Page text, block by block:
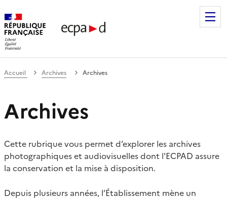
de communication et de production
Accueil Archives Archives
Archives
Cette rubrique vous permet d’explorer les archives
photographiques et audiovisuelles dont l'ECPAD assure
la conservation et la mise à disposition.
Depuis plusieurs années, l’Établissement mène un